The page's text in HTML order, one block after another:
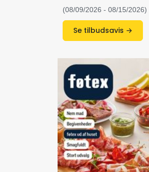
(08/09/2026 - 08/15/2026)
Se tilbudsavis →